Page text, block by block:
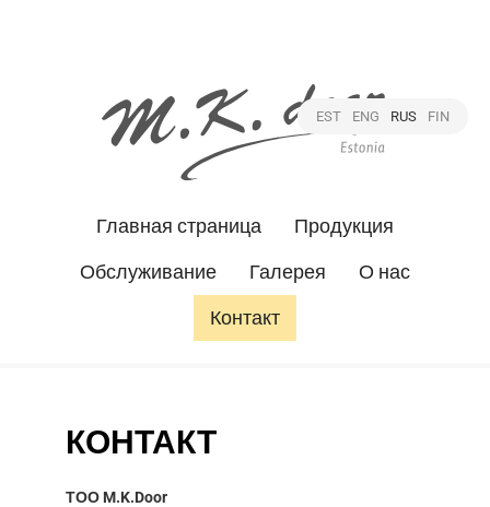
EST ENG RUS FIN
Главная страница
Продукция
Обслуживание
Галерея
О нас
Контакт
КОНТАКТ
ТОО M.K.Door